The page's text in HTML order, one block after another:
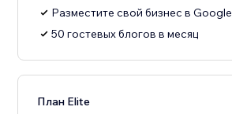
Разместите свой бизнес в Google
50 гостевых блогов в месяц
План Elite